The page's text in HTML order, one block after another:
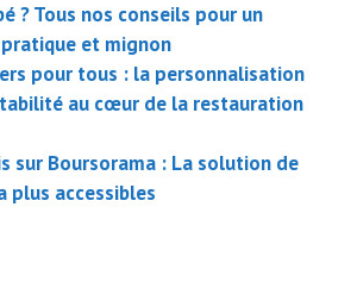
? Tous nos conseils pour un
et mignon
pour tous : la personnalisation
au cœur de la restauration
sur Boursorama : La solution de
plus accessibles